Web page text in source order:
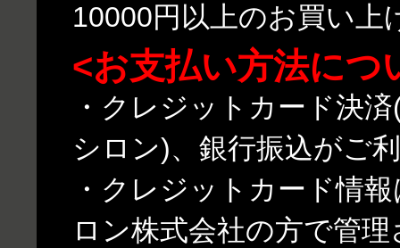
10000円以上のお買い上
<お支払い方法につ
・クレジットカード決
シロン)、銀行振込がご
・クレジットカード情
ロン株式会社の方で管